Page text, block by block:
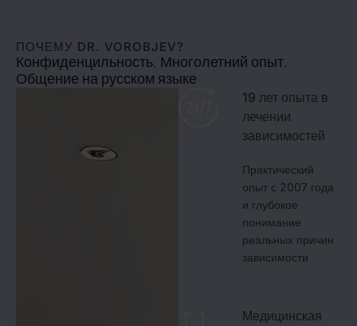
ПОЧЕМУ DR. VOROBJEV?
Конфиденцильность. Многолетний опыт.
Общение на русском языке
19 лет опыта в
лечении
зависимостей
Практический
опыт с 2007 года
и глубокое
понимание
реальных причин
зависимости
Медицинская